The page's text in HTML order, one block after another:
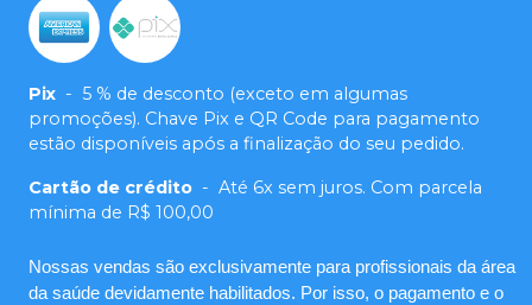
Pix - 5 % de desconto (exceto em algumas
promoções). Chave Pix e QR Code para pagamento
estão disponíveis após a finalização do seu pedido.
Cartão de crédito - Até 6x sem juros. Com parcela
mínima de R$ 100,00
Nossas vendas são exclusivamente para profissionais da área
da saúde devidamente habilitados. Por isso, o pagamento e o